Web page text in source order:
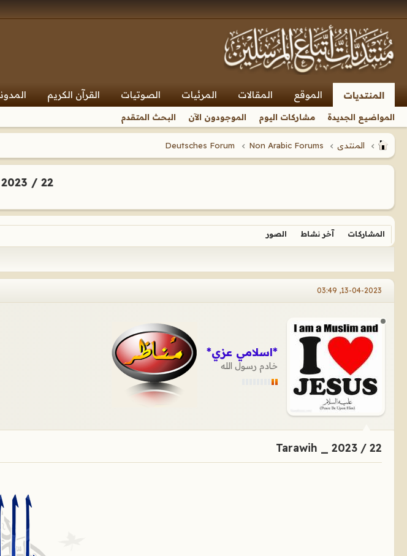
المنتديات الموقع المقالات المرئيات الصوتيات القرآن الكريم
المواضيع الجديدة مشاركات اليوم الموجودون الآن البحث المتقدم
المنتدى Non Arabic Forums
Deutsches Forum
/ 22
المشاركات آخر نشاط الصور
13-04-2023, 03:49
*اسلامي عزي*
خادم رسول الله
Tarawih _ 2023 / 22